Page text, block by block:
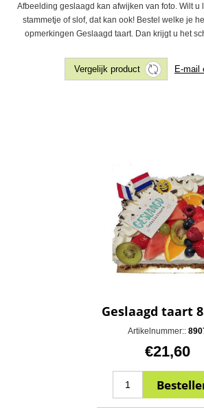
Afbeelding geslaagd kan afwijken van foto. Wilt u
stammetje of slof, dat kan ook! Bestel welke je
opmerkingen Geslaagd taart. Dan krijgt u het
Geslaagd taart
Artikelnummer::
€21,60